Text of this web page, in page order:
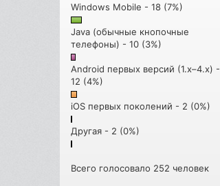
Windows Mobile - 18 (7%)
Java (обычные кнопочные
телефоны) - 10 (3%)
Android первых версий (1.x–4.x) -
12 (4%)
iOS первых поколений - 2 (0%)
Другая - 2 (0%)
Всего голосовало 252 человек